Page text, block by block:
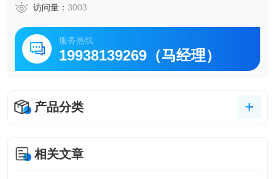
访问量： 3003
服务热线
19938139269（马经理）
产品分类
相关文章